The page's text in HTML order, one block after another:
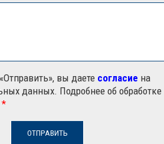
вы даете согласие на
данных. Подробнее об обработке
*